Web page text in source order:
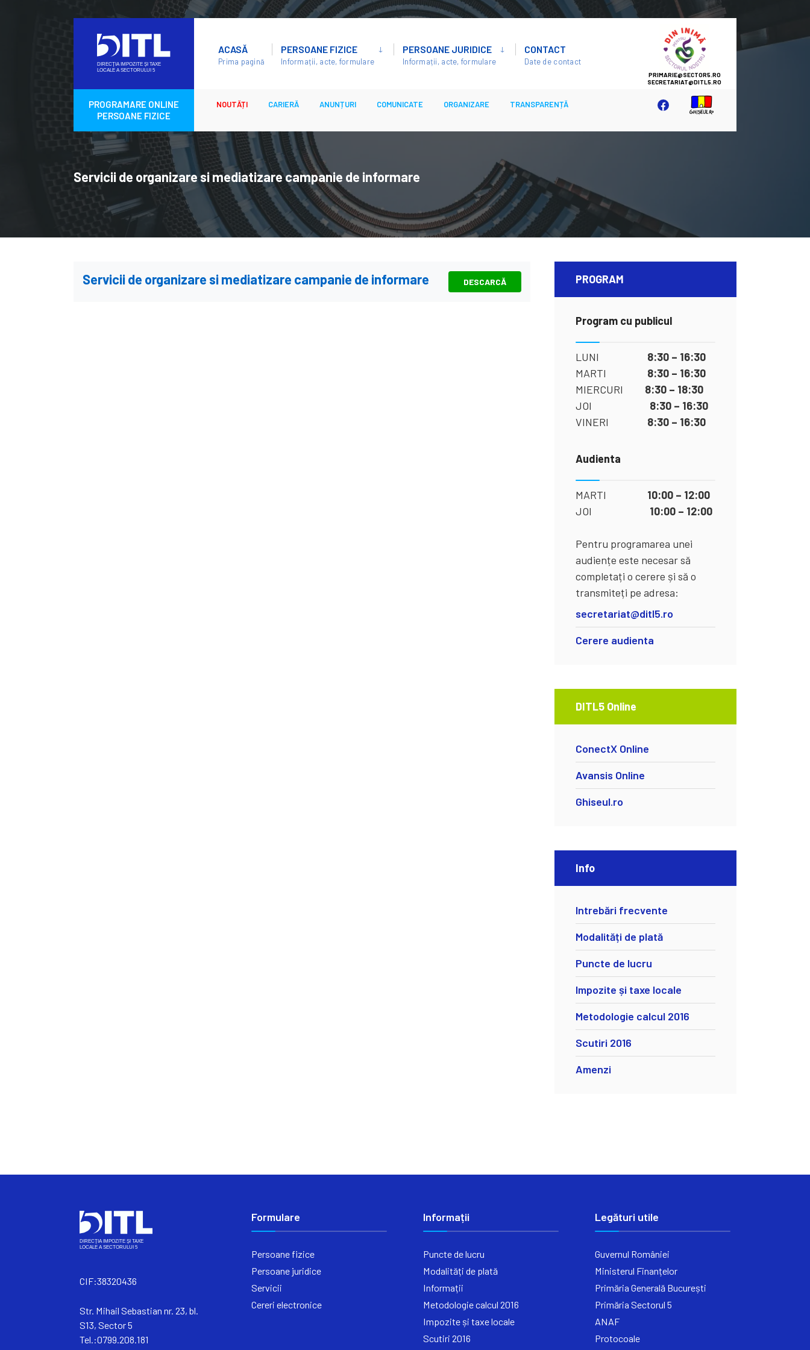
content
ACASĂ
Prima pagină
PERSOANE FIZICE
Informații, acte, formulare
PERSOANE JURIDICE
Informații, acte, formulare
CONTACT
Date de contact
SECTOR
5
PROGRAMARE ONLINE
PERSOANE FIZICE
NOUTĂȚI CARIERĂ ANUNȚURI COMUNICATE ORGANIZARE TRANSPARENȚĂ
Servicii de organizare si mediatizare campanie de informare
Servicii de organizare si mediatizare campanie de informare DESCARCĂ PROGRAM
Program cu publicul
LUNI 8:30 – 16:30
MARTI 8:30 – 16:30
MIERCURI 8:30 – 18:30
JOI 8:30 – 16:30
VINERI 8:30 – 16:30
Audienta
MARTI 10:00 – 12:00
JOI 10:00 – 12:00
Pentru programarea unei
audiențe este necesar să
completați o cerere și să o
transmiteți pe adresa:
secretariat@ditl5.ro
Cerere audienta
DITL5 Online
ConectX Online
Avansis Online
Ghiseul.ro
Info
Intrebări frecvente
Modalități de plată
Puncte de lucru
Impozite și taxe locale
Metodologie calcul 2016
Scutiri 2016
Amenzi
CIF:38320436
Str. Mihail Sebastian nr. 23, bl.
S13, Sector 5
Tel.:0799.208.181
Formulare
Persoane fizice
Persoane juridice
Servicii
Cereri electronice
Informații
Puncte de lucru
Modalități de plată
Informații
Metodologie calcul 2016
Impozite și taxe locale
Scutiri 2016
Legături utile
Guvernul României
Ministerul Finanțelor
Primăria Generală București
Primăria Sectorul 5
ANAF
Protocoale